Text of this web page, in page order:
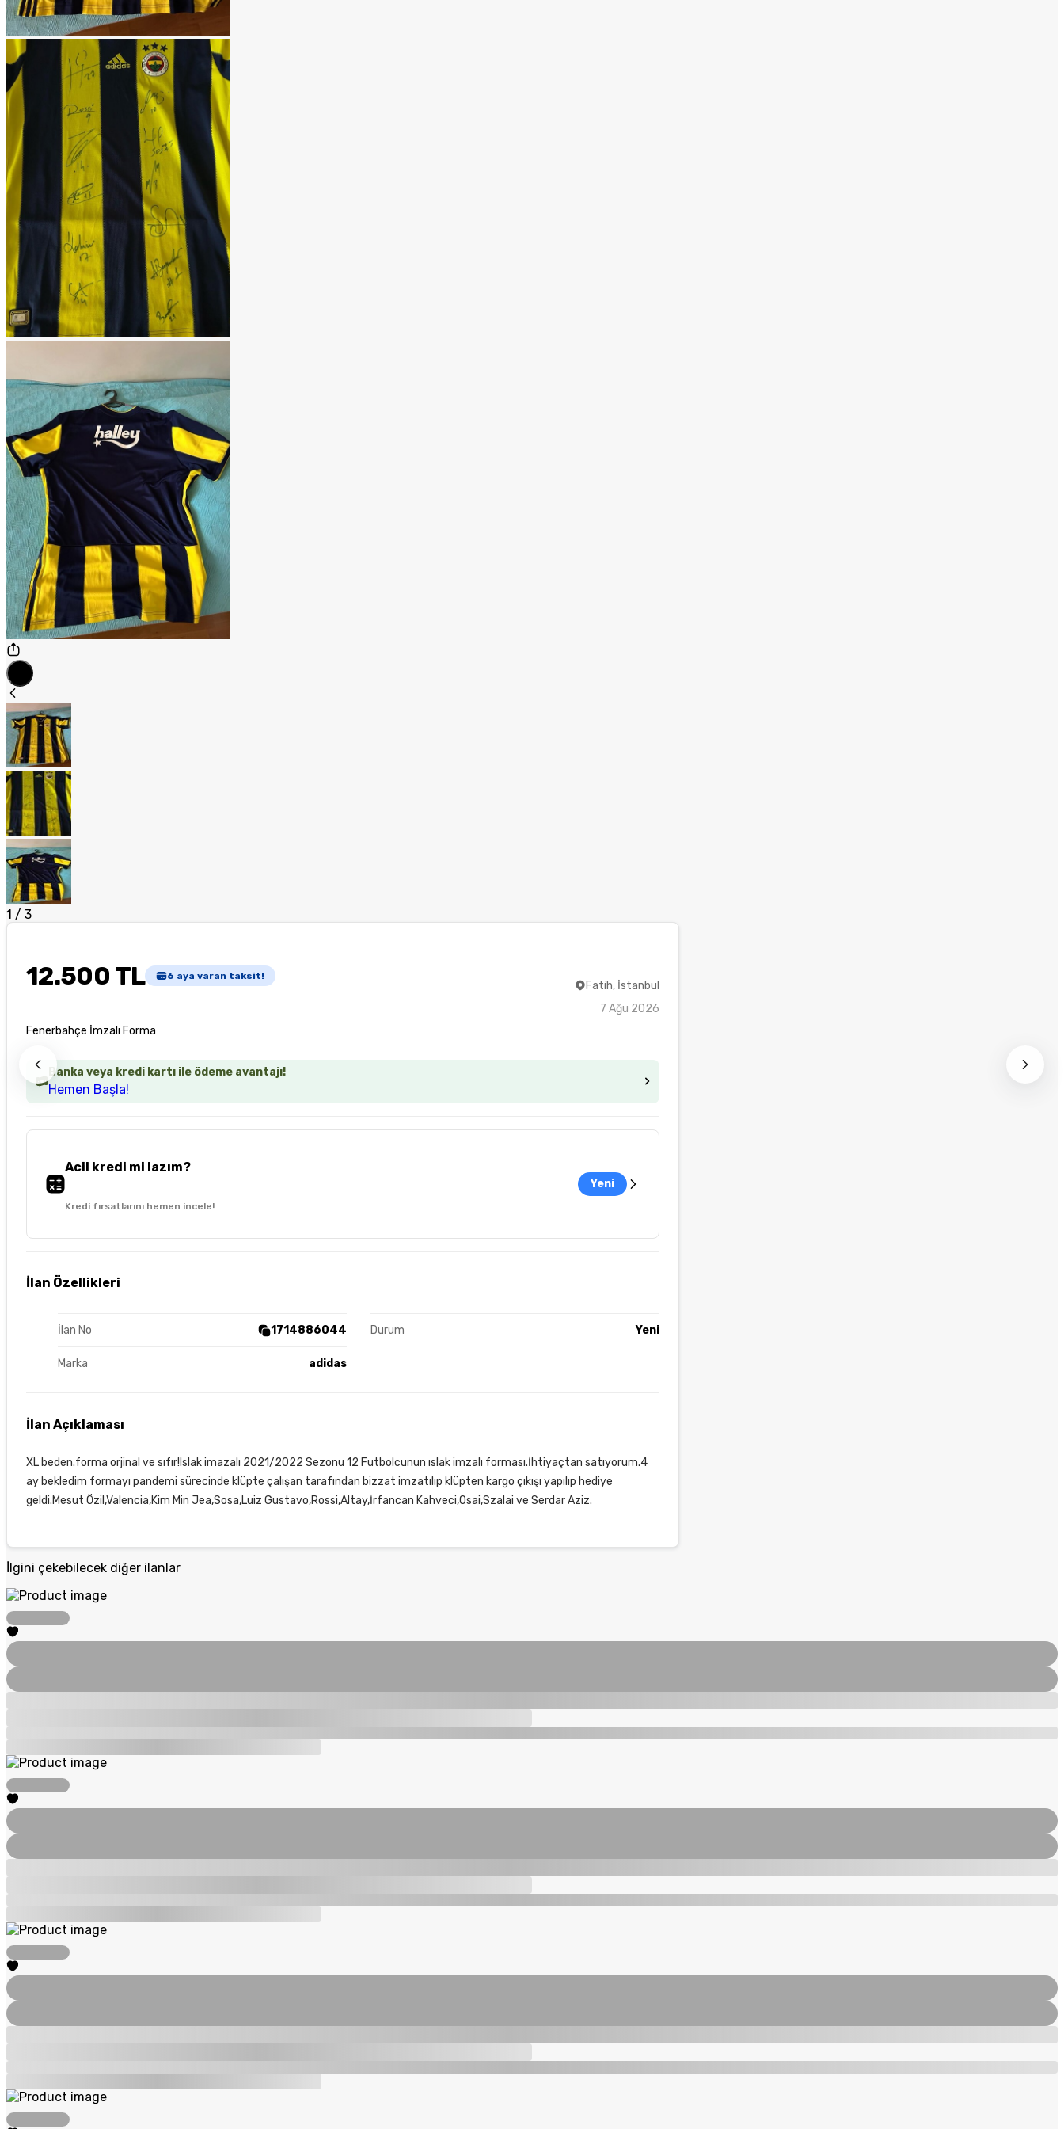
1 / 3
12.500 TL 6 aya varan taksit!
Fenerbahçe İmzalı Forma
Fatih, İstanbul
7 Ağu 2026
Banka veya kredi kartı ile ödeme avantajı!
Hemen Başla!
Acil kredi mi lazım?
Kredi fırsatlarını hemen incele!
Yeni
İlan Özellikleri
İlan No 1714886044 Durum Yeni
Marka adidas
İlan Açıklaması
XL beden.forma orjinal ve sıfır!Islak imazalı 2021/2022 Sezonu 12 Futbolcunun ıslak imzalı forması.İhtiyaçtan satıyorum.4
ay bekledim formayı pandemi sürecinde klüpte çalışan tarafından bizzat imzatılıp klüpten kargo çıkışı yapılıp hediye
geldi.Mesut Özil,Valencia,Kim Min Jea,Sosa,Luiz Gustavo,Rossi,Altay,İrfancan Kahveci,Osai,Szalai ve Serdar Aziz.
İlgini çekebilecek diğer ilanlar